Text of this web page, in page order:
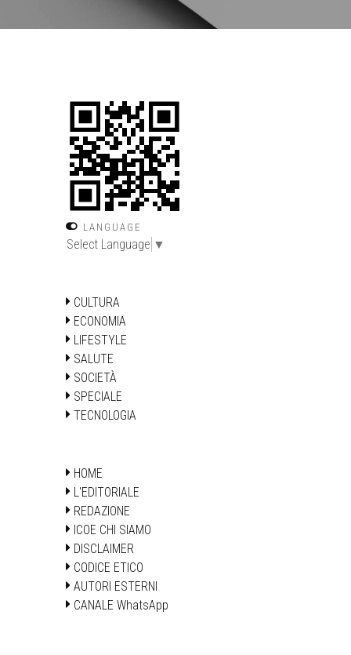
LANGUAGE
Select Language ▼
CULTURA
ECONOMIA
LIFESTYLE
SALUTE
SOCIETÀ
SPECIALE
TECNOLOGIA
HOME
L'EDITORIALE
REDAZIONE
ICOE CHI SIAMO
DISCLAIMER
CODICE ETICO
AUTORI ESTERNI
CANALE WhatsApp